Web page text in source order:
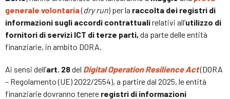
generale volontaria(dry run) per la raccolta dei registri di
informazioni sugli accordi contrattualirelativi all’utilizzo di
fornitori di servizi ICT di terze parti, da parte delle entità
finanziarie, in ambito DORA.
Ai sensi dell’art. 28del Digital Operation Resilience Act(DORA
– Regolamento (UE) 2022/2554), a partire dal 2025, le entità
finanziarie dovranno tenere registri di informazioni